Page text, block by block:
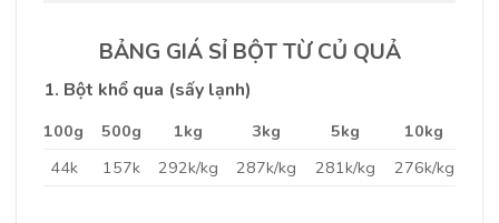
BẢNG GIÁ SỈ BỘT TỪ CỦ QUẢ
1. Bột khổ qua (sấy lạnh)
100g 500g 1kg 3kg 5kg
10kg
44k
157k 292k/kg 287k/kg 281k/kg 276k/kg